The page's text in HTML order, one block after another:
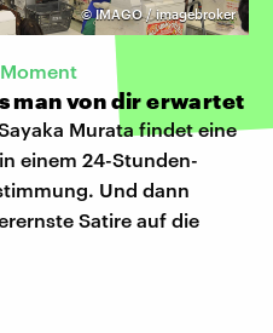
©IMAGO / imagebroker
man von dir erwartet
Murata findet eine
einem 24-Stunden-
Und dann
Satire auf die